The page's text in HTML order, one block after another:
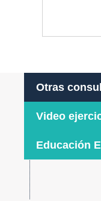
Otras
Video
Educación